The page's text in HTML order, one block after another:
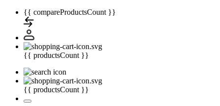
{{ compareProductsCount }}
{{ productsCount }}
{{ productsCount }}